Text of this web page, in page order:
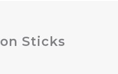
Sticks